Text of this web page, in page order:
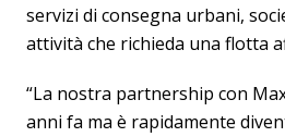
servizi di consegna urbani,
attività che richieda una flotta
“La nostra partnership con
anni fa ma è rapidamente